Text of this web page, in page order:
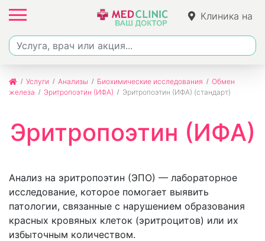
Клиника на
Ленина
Услуги Анализы Биохимические исследования
Обмен
железа
Эритропоэтин (ИФА) Эритропоэтин (ИФА) (стандарт)
Эритропоэтин (ИФА)
Анализ на эритропоэтин (ЭПО) — лабораторное
исследование, которое помогает выявить
патологии, связанные с нарушением образования
красных кровяных клеток (эритроцитов) или их
избыточным количеством.